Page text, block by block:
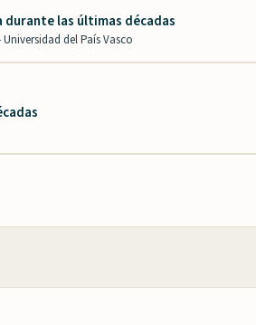
durante las últimas décadas
Universidad del País Vasco